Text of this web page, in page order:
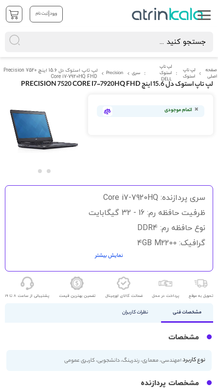
ورود|ثبت نام
صفحه
اصلی
لپ تاپ
استوک
لپ تاپ
استوک
DELL
سری Precision
لپ تاپ استوک دل 15.6 اینچ Precision 7520
Core i7-7920HQ FHD
لپ تاپ استوک دل 15.6 اینچ PRECISION 7520 CORE I7-7920HQ FHD
اتمام موجودی
سری پردازنده: Core i7-7920HQ
ظرفیت حافظه رم: 16 - 32 گیگابایت
نوع حافظه رم: DDR4
گرافیک: 4GB M2200
اندازه صفحه نمایش: 15.6 اینچ
کیفیت صفحه نمایش: FHD
نمایش بیشتر
تحویل به موقع پرداخت در محل ضمانت کالای اورجینال تضمین بهترین قیمت پشتیبانی از ساعت 8 تا 19
مشخصات فنی نظرات کاربران
مشخصات
نوع کاربرد :مهندسی، معماری، رندرینگ، دانشجویی، کاربری عمومی
مشخصات پردازنده